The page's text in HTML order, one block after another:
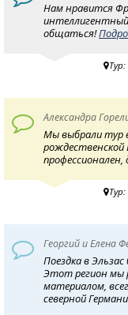
Нам нравится
общаться!
Тур:
Александра
Мы выбрали тур
рождественской
Тур:
Георгий и Елена
Поездка в
Этот регион мы
материалом,
северной